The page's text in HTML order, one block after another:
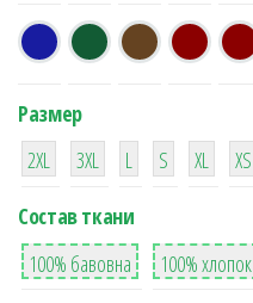
Размер
38
2XL
16
3XL
42
L
42
S
42
XL XS
Состав ткани
8
100% бавовна
36
100% хлопок